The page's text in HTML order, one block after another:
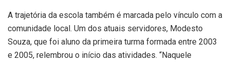
A trajetória da escola também é marcada pelo vínculo com a
comunidade local. Um dos atuais servidores, Modesto
Souza, que foi aluno da primeira turma formada entre 2003
e 2005, relembrou o início das atividades. “Naquele